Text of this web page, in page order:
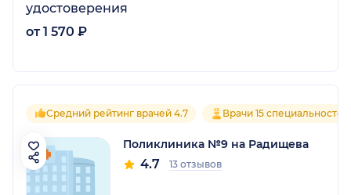
удостоверения
от 1 570 ₽
Средний рейтинг врачей 4.7 Врачи 15 специальностей
Поликлиника №9 на Радищева
4.7 13 отзывов